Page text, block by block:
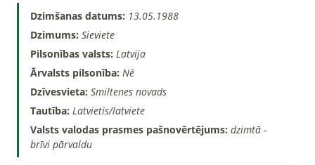
Dzimšanas datums: 13.05.1988
Dzimums: Sieviete
Pilsonības valsts: Latvija
Ārvalsts pilsonība: Nē
Dzīvesvieta: Smiltenes novads
Tautība: Latvietis/latviete
Valsts valodas prasmes pašnovērtējums: dzimtā -
brīvi pārvaldu